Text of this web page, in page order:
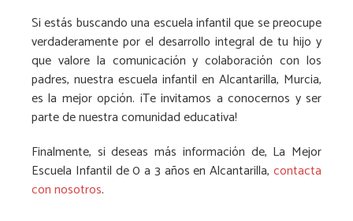
Si estás buscando una escuela infantil que se preocupe
verdaderamente por el desarrollo integral de tu hijo y
que valore la comunicación y colaboración con los
padres, nuestra escuela infantil en Alcantarilla, Murcia,
es la mejor opción. ¡Te invitamos a conocernos y ser
parte de nuestra comunidad educativa!
Finalmente, si deseas más información de, La Mejor
Escuela Infantil de 0 a 3 años en Alcantarilla, contacta
con nosotros.